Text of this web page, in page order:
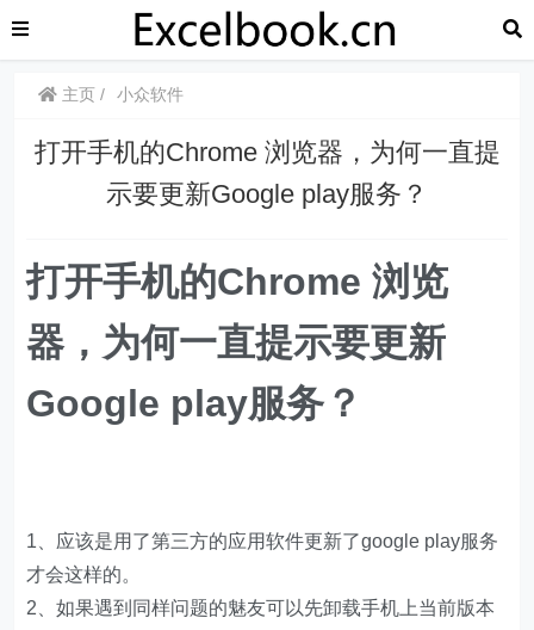
主页 小众软件
打开手机的Chrome 浏览器，为何一直提
示要更新Google play服务？
打开手机的Chrome 浏览
器，为何一直提示要更新
Google play服务？
1、应该是用了第三方的应用软件更新了google play服务
才会这样的。
2、如果遇到同样问题的魅友可以先卸载手机上当前版本